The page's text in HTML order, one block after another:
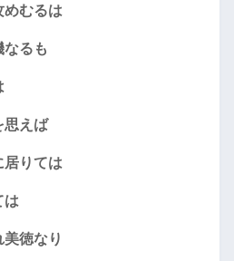
むるは
るも
えば
りては
は
徳なり